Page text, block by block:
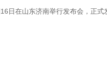
日在山东济南举行发布会，正